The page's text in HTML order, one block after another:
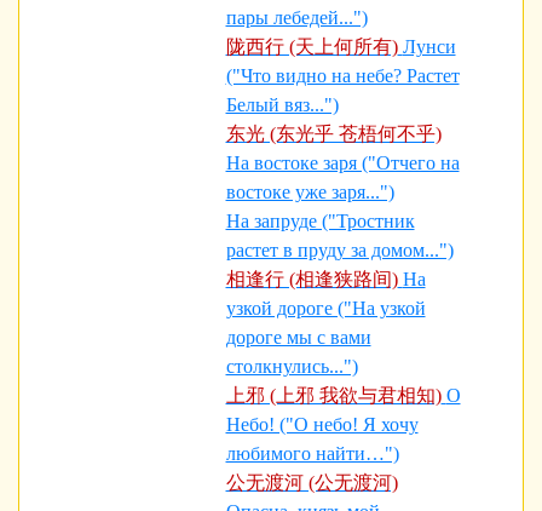
пары лебедей...")
陇西行 (天上何所有) Лунси
("Что видно на небе? Растет
Белый вяз...")
东光 (东光乎 苍梧何不乎)
На востоке заря ("Отчего на
востоке уже заря...")
На запруде ("Тростник
растет в пруду за домом...")
相逢行 (相逢狭路间) На
узкой дороге ("На узкой
дороге мы с вами
столкнулись...")
上邪 (上邪 我欲与君相知) О
Небо! ("О небо! Я хочу
любимого найти…")
公无渡河 (公无渡河)